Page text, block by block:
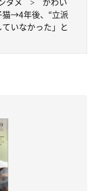
り！ しっぽは真
猫2匹に反響
ク」をする2匹の猫・ベア
のに顔が似ているという2
話題になっていました。
猫→4年後、“立派
いなかった」と